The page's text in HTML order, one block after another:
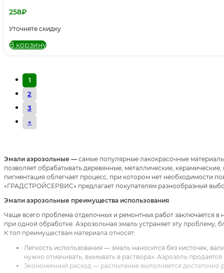
258₽
Уточняте скидку
В корзину
1
2
3
→
Эмали аэрозольные — самые популярные лакокрасочные
позволяет обрабатывать деревянные, металлические,
пигментация облегчает процесс, при котором нет необходимости
«ГРАДСТРОЙСЕРВИС» предлагает покупателям разнообразный
Эмали аэрозольные преимущества использования
Чаще всего проблема отделочных и ремонтных работ заключается
при одной обработке. Аэрозольная эмаль устраняет эту проблему,
К топ преимуществам материала относят:
Легкость использования — эмаль наносится без кисточек,
нужно отмачивать, вымывать в растворах. Аэрозоль
Экономичный расход — распыление выполняется достаточно